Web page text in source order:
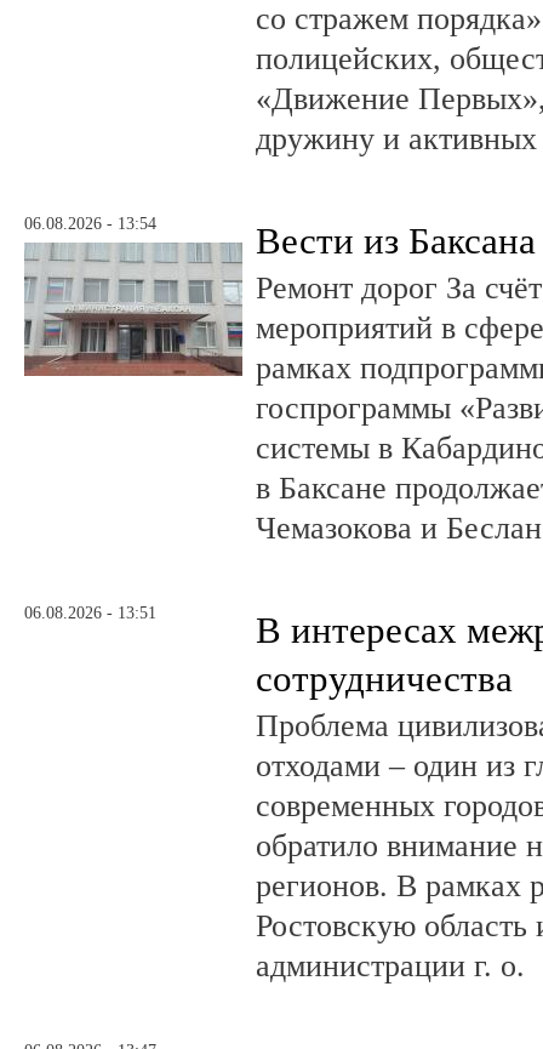
со стражем
полицейских,
«Движение
дружину и
06.08.2026 - 13:54 Вести из Баксана
Ремонт дорог За
мероприятий в
рамках
госпрограммы
системы в
в Баксане
Чемазокова и
06.08.2026 - 13:51
В интересах
сотрудничества
Проблема
отходами – один из
современных
обратило внимание
регионов. В рамках
Ростовскую
администрации г. о.